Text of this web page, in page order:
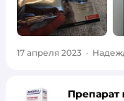
17 апреля 2023 ·
Препарат